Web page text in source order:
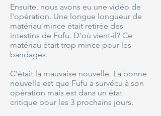
Ensuite, nous avons eu une vidéo de
l'opération. Une longue longueur de
matériau mince était retirée des
intestins de Fufu. D'où vient-il? Ce
matériau était trop mince pour les
bandages.
C'était la mauvaise nouvelle. La bonne
nouvelle est que Fufu a survécu à son
opération mais est dans un état
critique pour les 3 prochains jours.